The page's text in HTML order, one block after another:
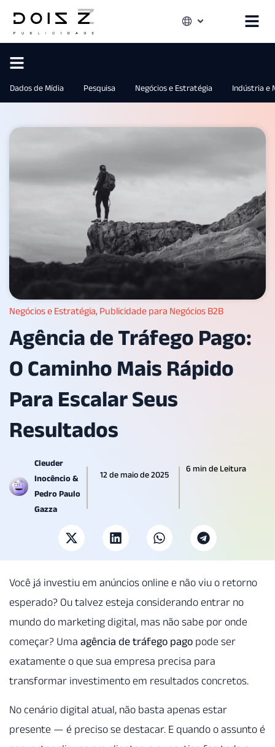
Dados de Mídia Pesquisa Negócios e Estratégia Indústria e
Negócios e Estratégia, Publicidade para Negócios B2B
Agência de Tráfego Pago:
O Caminho Mais Rápido
Para Escalar Seus
Resultados
Cleuder
Inocêncio &
Pedro Paulo
Gazza
12 de maio de 2025
6 min de Leitura
Você já investiu em anúncios online e não viu o retorno
esperado? Ou talvez esteja considerando entrar no
mundo do marketing digital, mas não sabe por onde
começar? Uma agência de tráfego pago pode ser
exatamente o que sua empresa precisa para
transformar investimento em resultados concretos.
No cenário digital atual, não basta apenas estar
presente — é preciso se destacar. E quando o assunto é